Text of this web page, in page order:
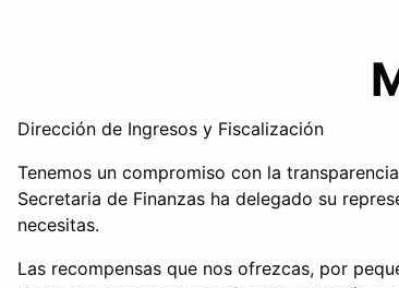
Dirección de Ingresos y Fiscalización
Tenemos un compromiso con la
Secretaria de Finanzas ha delegado su
necesitas.
Las recompensas que nos ofrezcas, por